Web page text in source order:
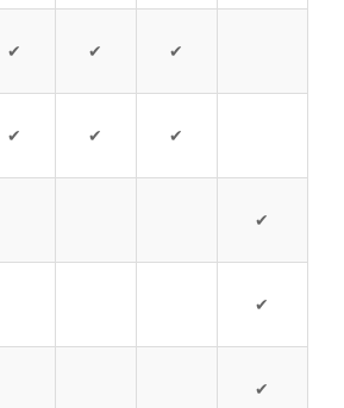
✔ ✔ ✔
✔ ✔ ✔
✔
✔
✔